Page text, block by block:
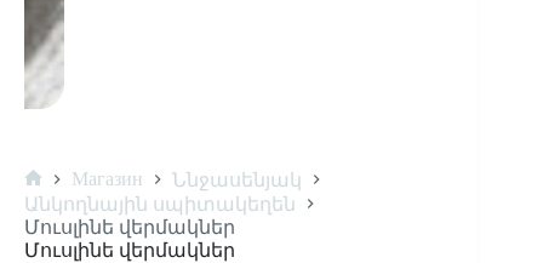
Магазин
Ննջասենյակ
Անկողնային սպիտակեղեն
Մուսլինե վերմակներ
Մուսլինե վերմակներ